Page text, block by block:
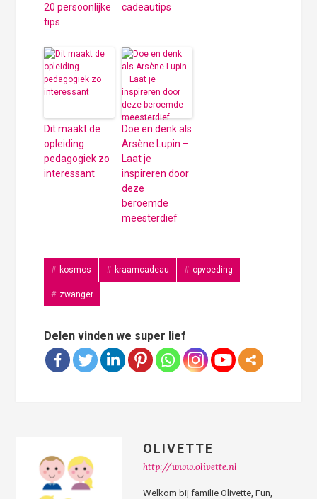
20 persoonlijke
tips
cadeautips
Dit maakt de
opleiding
pedagogiek zo
interessant
Doe en denk als
Arsène Lupin –
Laat je
inspireren door
deze
beroemde
meesterdief
kosmos kraamcadeau opvoeding
zwanger
Delen vinden we super lief
OLIVETTE
http://www.olivette.nl
Welkom bij familie Olivette, Fun,